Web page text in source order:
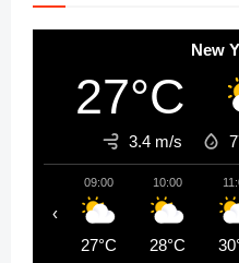
New
27°C
3.4 m/s
09:00
27°C
10:00
28°C
‹